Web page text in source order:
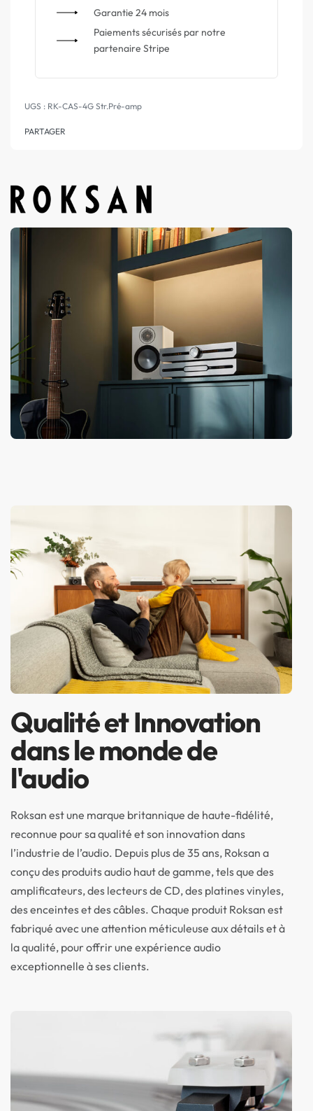
Garantie 24 mois
Paiements sécurisés par notre
partenaire Stripe
RK-CAS-4G Str.Pré-amp
PARTAGER
Qualité et Innovation
dans le monde de
l'audio
Roksan est une marque britannique de haute-fidélité,
reconnue pour sa qualité et son innovation dans
l’industrie de l’audio. Depuis plus de 35 ans, Roksan a
conçu des produits audio haut de gamme, tels que des
amplificateurs, des lecteurs de CD, des platines vinyles,
des enceintes et des câbles. Chaque produit Roksan est
fabriqué avec une attention méticuleuse aux détails et à
la qualité, pour offrir une expérience audio
exceptionnelle à ses clients.